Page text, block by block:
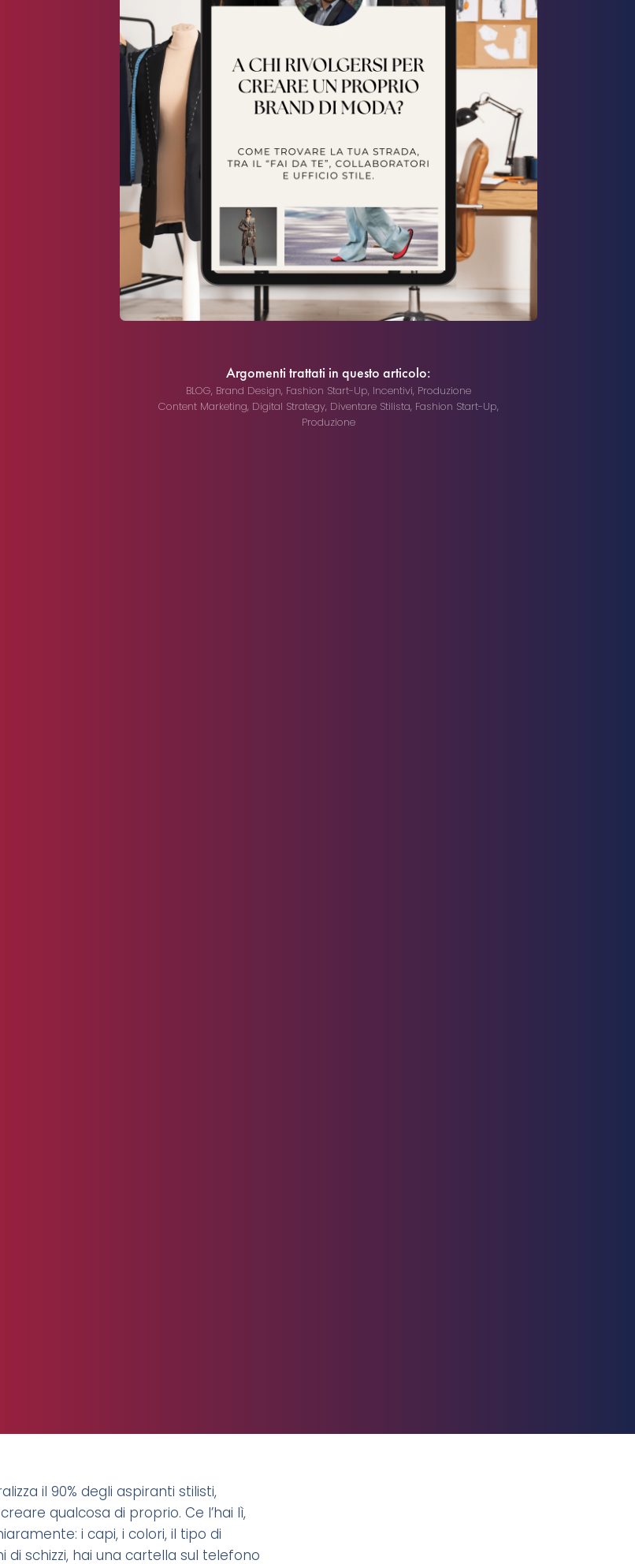
Argomenti trattati in questo articolo:
BLOG, Brand Design, Fashion Start-Up, Incentivi, Produzione
Content Marketing, Digital Strategy, Diventare Stilista, Fashion Start-Up,
Produzione
il 90% degli aspiranti stilisti,
qualcosa di proprio. Ce l’hai lì,
i capi, i colori, il tipo di
schizzi, hai una cartella sul telefono